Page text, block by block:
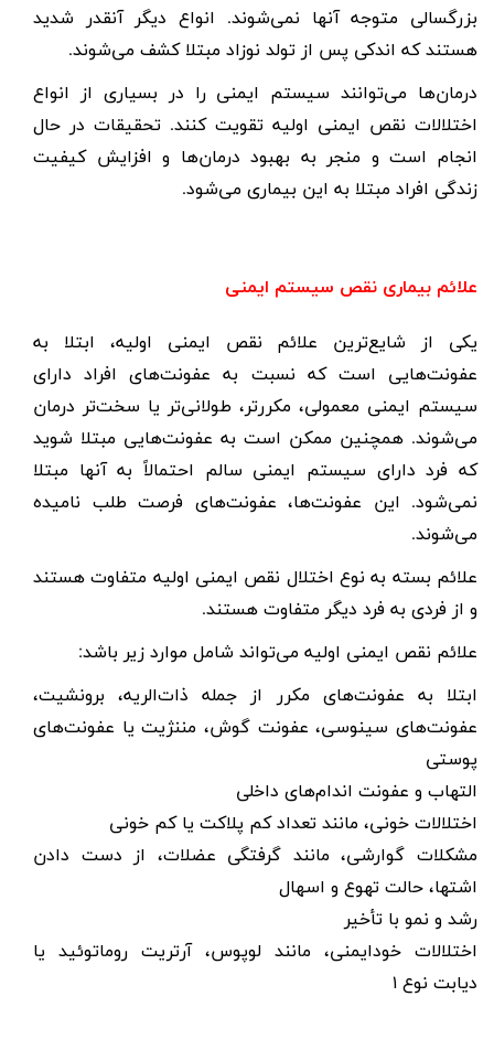
بزرگسالی متوجه آنها نمی‌شوند. انواع دیگر آنقدر شدید
هستند که اندکی پس از تولد نوزاد مبتلا کشف می‌شوند.
درمان‌ها می‌توانند سیستم ایمنی را در بسیاری از انواع
اختلالات نقص ایمنی اولیه تقویت کنند. تحقیقات در حال
انجام است و منجر به بهبود درمان‌ها و افزایش کیفیت
زندگی افراد مبتلا به این بیماری می‌شود.
علائم بیماری نقص سیستم ایمنی
یکی از شایع‌ترین علائم نقص ایمنی اولیه، ابتلا به
عفونت‌هایی است که نسبت به عفونت‌های افراد دارای
سیستم ایمنی معمولی، مکررتر، طولانی‌تر یا سخت‌تر درمان
می‌شوند. همچنین ممکن است به عفونت‌هایی مبتلا شوید
که فرد دارای سیستم ایمنی سالم احتمالاً به آنها مبتلا
نمی‌شود. این عفونت‌ها، عفونت‌های فرصت طلب نامیده
می‌شوند.
علائم بسته به نوع اختلال نقص ایمنی اولیه متفاوت هستند
و از فردی به فرد دیگر متفاوت هستند.
علائم نقص ایمنی اولیه می‌تواند شامل موارد زیر باشد:
ابتلا به عفونت‌های مکرر از جمله ذات‌الریه، برونشیت،
عفونت‌های سینوسی، عفونت گوش، مننژیت یا عفونت‌های
پوستی
التهاب و عفونت اندام‌های داخلی
اختلالات خونی، مانند تعداد کم پلاکت یا کم خونی
مشکلات گوارشی، مانند گرفتگی عضلات، از دست دادن
اشتها، حالت تهوع و اسهال
رشد و نمو با تأخیر
اختلالات خودایمنی، مانند لوپوس، آرتریت روماتوئید یا
دیابت نوع ۱